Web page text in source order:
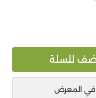
للسلة
في المعرض